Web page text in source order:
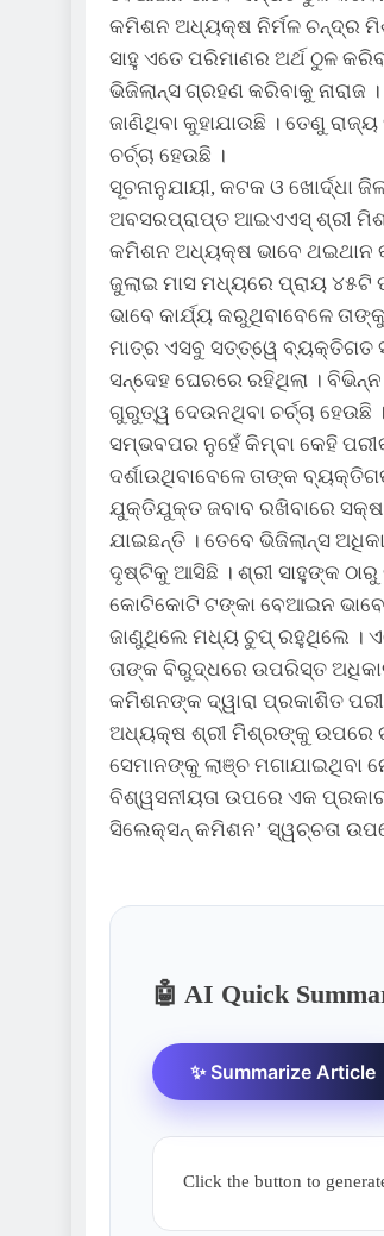
କମିଶନ ଅଧ୍ୟକ୍ଷ ନିର୍ମଳ ଚନ୍ଦ୍ର
ସାହୁ ଏତେ ପରିମାଣର ଅର୍ଥ ଠୁଳ
ଭିଜିଲାନ୍ସ ଗ୍ରହଣ କରିବାକୁ ନାରାଜ
ଜାଣିଥିବା କୁହାଯାଉଛି । ତେଣୁ
ଚର୍ଚ୍ଚା ହେଉଛି ।
ସୂଚନାନୁଯାୟୀ, କଟକ ଓ ଖୋର୍ଦ୍ଧା
ଅବସରପ୍ରାପ୍ତ ଆଇଏଏସ୍ ଶ୍ରୀ
କମିଶନ ଅଧ୍ୟକ୍ଷ ଭାବେ ଥଇଥାନ
ଜୁଲାଇ ମାସ ମଧ୍ୟରେ ପ୍ରାୟ
ଭାବେ କାର୍ଯ୍ୟ କରୁଥିବାବେଳେ
ମାତ୍ର ଏସବୁ ସତ୍ତ୍ୱେ ବ୍ୟକ୍ତିଗତ
ସନ୍ଦେହ ଘେରରେ ରହିଥିଲା ।
ଗୁରୁତ୍ୱ ଦେଉନଥିବା ଚର୍ଚ୍ଚା ହେଉଛି
ସମ୍ଭବପର ନୁହେଁ କିମ୍ବା କେହି
ଦର୍ଶାଉଥିବାବେଳେ ତାଙ୍କ
ଯୁକ୍ତିଯୁକ୍ତ ଜବାବ ରଖିବାରେ
ଯାଇଛନ୍ତି । ତେବେ ଭିଜିଲାନ୍ସ
ଦୃଷ୍ଟିକୁ ଆସିଛି । ଶ୍ରୀ ସାହୁଙ୍କ
କୋଟିକୋଟି ଟଙ୍କା ବେଆଇନ ଭାବେ
ଜାଣୁଥିଲେ ମଧ୍ୟ ଚୁପ୍ ରହୁଥିଲେ ।
ତାଙ୍କ ବିରୁଦ୍ଧରେ ଉପରିସ୍ତ
କମିଶନଙ୍କ ଦ୍ୱାରା ପ୍ରକାଶିତ
ଅଧ୍ୟକ୍ଷ ଶ୍ରୀ ମିଶ୍ରଙ୍କୁ ଉପରେ
ସେମାନଙ୍କୁ ଲାଞ୍ଚ
ବିଶ୍ୱସନୀୟତା ଉପରେ ଏକ
ସିଲେକ୍ସନ୍ କମିଶନ’ ସ୍ୱଚ୍ଚତା
🤖 AI Quick
✨ Summarize Article
Click the button to